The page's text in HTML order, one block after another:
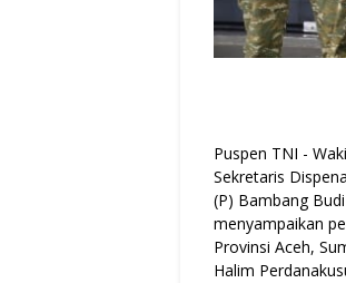
Puspen TNI -
Sekretaris
(P) Bambang
menyampaikan
Provinsi Aceh,
Halim